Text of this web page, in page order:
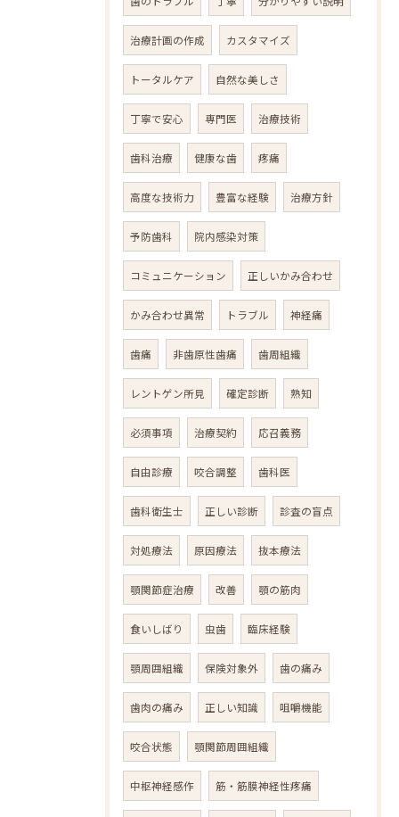
治療計画の作成 カスタマイズ
トータルケア 自然な美しさ
丁寧で安心 専門医 治療技術
歯科治療 健康な歯 疼痛
高度な技術力 豊富な経験 治療方針
予防歯科 院内感染対策
コミュニケーション 正しいかみ合わせ
かみ合わせ異常 トラブル 神経痛
歯痛 非歯原性歯痛 歯周組織
レントゲン所見 確定診断 熟知
必須事項 治療契約 応召義務
自由診療 咬合調整 歯科医
歯科衛生士 正しい診断 診査の盲点
対処療法 原因療法 抜本療法
顎関節症治療 改善 顎の筋肉
食いしばり 虫歯 臨床経験
顎周囲組織 保険対象外 歯の痛み
歯肉の痛み 正しい知識 咀嚼機能
咬合状態 顎関節周囲組織
中枢神経感作 筋・筋膜神経性疼痛